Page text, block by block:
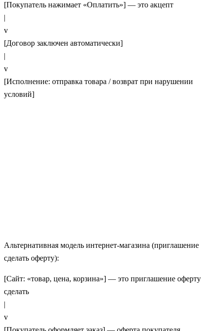
[Покупатель нажимает «Оплатить»] — это акцепт
|
v
[Договор заключен автоматически]
|
v
[Исполнение: отправка товара / возврат при нарушении
условий]
Альтернативная модель интернет‑магазина (приглашение
сделать оферту):
[Сайт: «товар, цена, корзина»] — это приглашение оферту
сделать
|
v